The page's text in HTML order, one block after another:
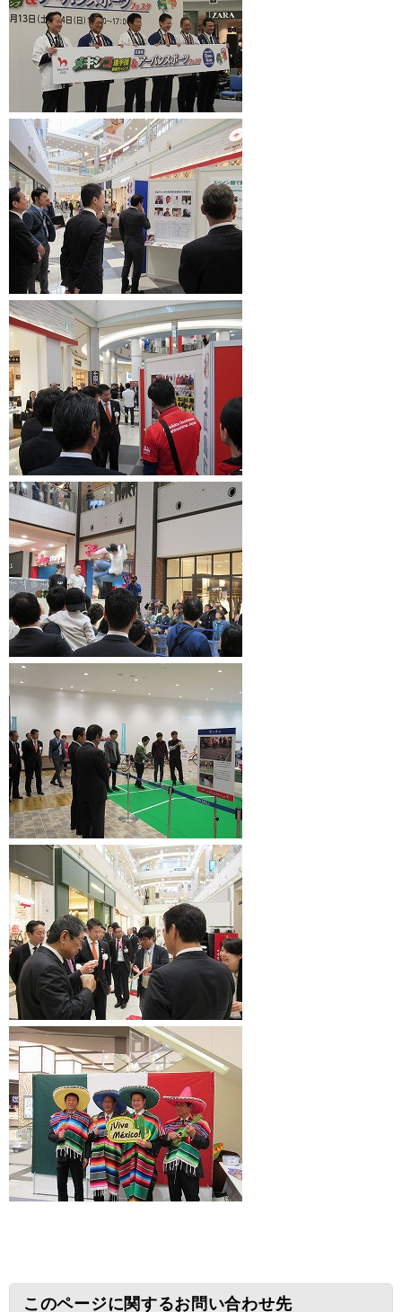
このページに関するお問い合わせ先